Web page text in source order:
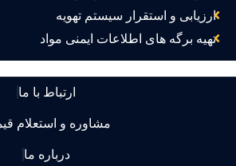
ارزیابی و استقرار سیستم تهویه
تهیه برگه های اطلاعات ایمنی مواد
ارتباط با ما
مشاوره و استعلام قیمت
درباره ما